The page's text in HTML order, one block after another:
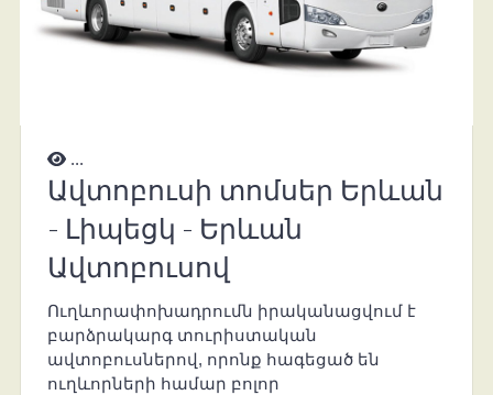
...
Ավտոբուսի տոմսեր Երևան
- Լիպեցկ - Երևան
Ավտոբուսով
Ուղևորափոխադրումն իրականացվում է
բարձրակարգ տուրիստական
ավտոբուսներով, որոնք հագեցած են
ուղևորների համար բոլոր